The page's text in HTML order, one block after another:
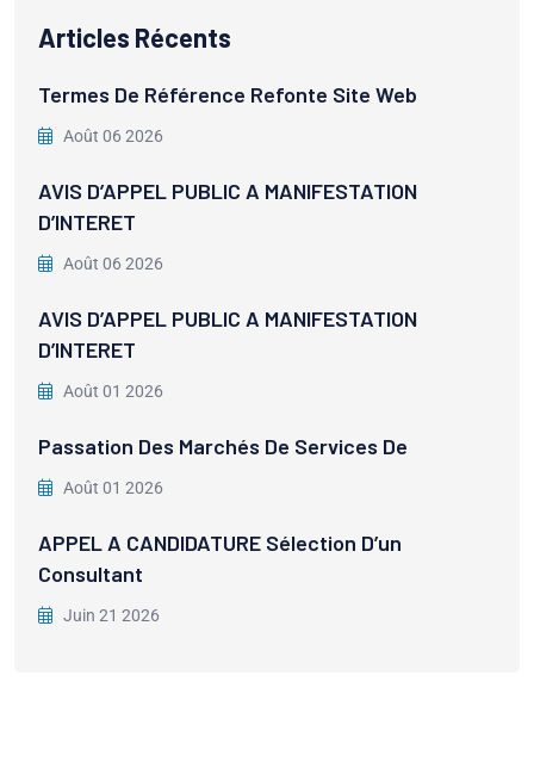
Articles Récents
Termes De Référence Refonte Site Web
Août 06 2026
AVIS D’APPEL PUBLIC A MANIFESTATION
D’INTERET
Août 06 2026
AVIS D’APPEL PUBLIC A MANIFESTATION
D’INTERET
Août 01 2026
Passation Des Marchés De Services De
Août 01 2026
APPEL A CANDIDATURE Sélection D’un
Consultant
Juin 21 2026